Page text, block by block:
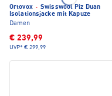
Ortovox · Swisswool Piz Duan
Isolationsjacke mit Kapuze
Damen
€ 239,99
UVP* € 299,99